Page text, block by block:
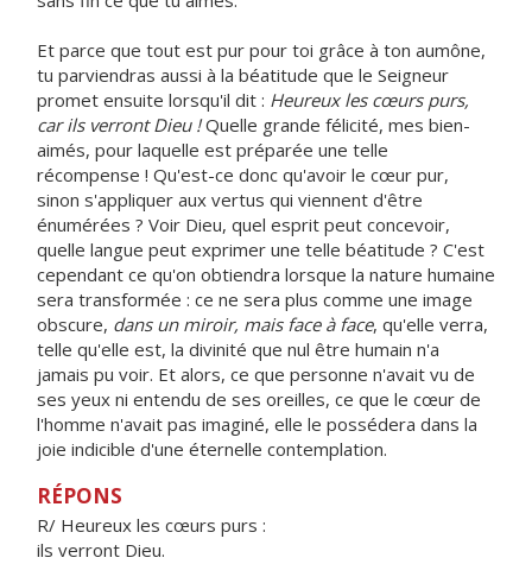
Et parce que tout est pur pour toi grâce à ton aumône,
tu parviendras aussi à la béatitude que le Seigneur
promet ensuite lorsqu'il dit : Heureux les cœurs purs,
car ils verront Dieu !Quelle grande félicité, mes bien-
aimés, pour laquelle est préparée une telle
récompense ! Qu'est-ce donc qu'avoir le cœur pur,
sinon s'appliquer aux vertus qui viennent d'être
énumérées ? Voir Dieu, quel esprit peut concevoir,
quelle langue peut exprimer une telle béatitude ? C'est
cependant ce qu'on obtiendra lorsque la nature humaine
sera transformée : ce ne sera plus comme une image
obscure, dans un miroir, mais face à face, qu'elle verra,
telle qu'elle est, la divinité que nul être humain n'a
jamais pu voir. Et alors, ce que personne n'avait vu de
ses yeux ni entendu de ses oreilles, ce que le cœur de
l'homme n'avait pas imaginé, elle le possédera dans la
joie indicible d'une éternelle contemplation.
RÉPONS
R/ Heureux les cœurs purs :
ils verront Dieu.